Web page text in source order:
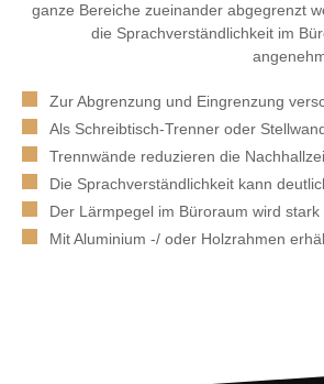
ganze Bereiche zueinander abgegrenzt
die Sprachverständlichkeit im
Zur Abgrenzung und Eingrenzung
Als Schreibtisch-Trenner oder
Trennwände reduzieren die
Die Sprachverständlichkeit kann
Der Lärmpegel im Büroraum wird
Mit Aluminium -/ oder Holzrahmen